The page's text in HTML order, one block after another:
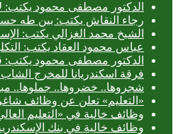
الدكتور مصطفى محمود يكتب:
رجاء النقاش يكتب: بين طه
الشيخ محمد الغزالي يكتب:
عباس محمود العقاد يكتب:
الدكتور مصطفى محمود يكتب:
فرقة اسكندريانا للمخرج
شجروها.. خضروها.. جملوها..
«التعليم» تعلن عن وظائف
وظائف خالية في «التعليم
وظائف خالية في بنك